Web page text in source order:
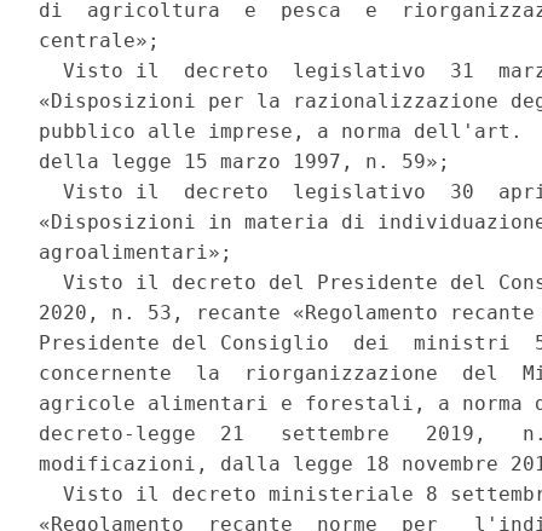
di  agricoltura  e  pesca  e
centrale»;
Visto il  decreto  legislativo  31
«Disposizioni per la razionalizzazione
pubblico alle imprese, a norma
della legge 15 marzo 1997, n. 59»;
Visto il  decreto  legislativo  30
«Disposizioni in materia di
agroalimentari»;
Visto il decreto del Presidente del
2020, n. 53, recante «Regolamento
Presidente del Consiglio  dei  ministri
concernente  la  riorganizzazione  del
agricole alimentari e forestali, a
decreto-legge  21   settembre   2019,
modificazioni, dalla legge 18 novembre
Visto il decreto ministeriale 8
«Regolamento  recante  norme  per